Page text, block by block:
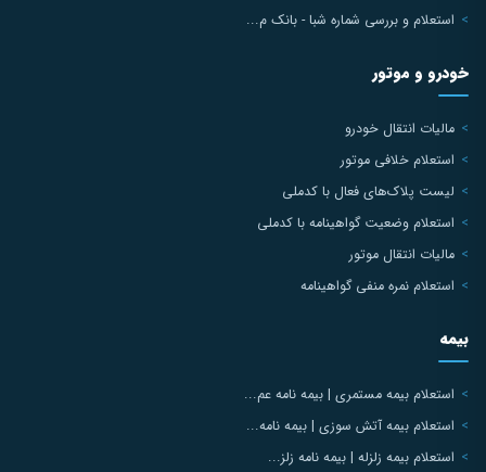
استعلام و بررسی شماره شبا - بانک م...
خودرو و موتور
مالیات انتقال خودرو
استعلام خلافی موتور
لیست پلاک‌های فعال با کدملی
استعلام وضعیت گواهینامه با کدملی
مالیات انتقال موتور
استعلام نمره منفی گواهینامه
بیمه
استعلام بیمه مستمری | بیمه نامه عم...
استعلام بیمه آتش سوزی | بیمه نامه...
استعلام بیمه زلزله | بیمه نامه زلز...